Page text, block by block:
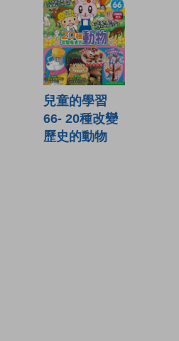
兒童的學習
66- 20種改變
歷史的動物